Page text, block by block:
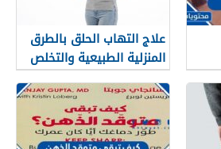
علاج التهاب الحلق بالطرق
المنزلية الطبيعية والتخلص
منه نهائيا